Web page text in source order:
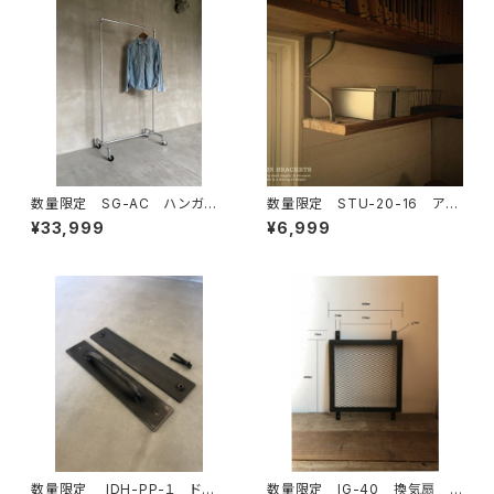
数量限定 SG-AC ハンガー
ラック パイプ スチール ガス
管 組立式 組み立て式 イン
¥33,999
数量限定 STU-20-16 アイ
アン 棚受け 鉄製 L字アン
グル インダストリアル キッチ
¥6,999
数量限定 IDH-PP-１ ドアノ 数量限定 IG-40 換気扇 カ